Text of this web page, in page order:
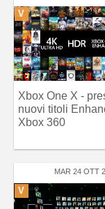
V
Xbox One X -
nuovi titoli
Xbox 360
MAR 24 OTT
V